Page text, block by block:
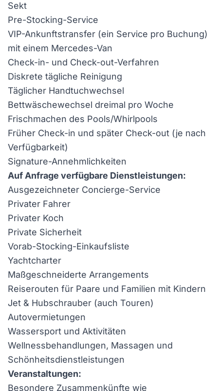
Sekt
Pre-Stocking-Service
VIP-Ankunftstransfer (ein Service pro Buchung)
mit einem Mercedes-Van
Check-in- und Check-out-Verfahren
Diskrete tägliche Reinigung
Täglicher Handtuchwechsel
Bettwäschewechsel dreimal pro Woche
Frischmachen des Pools/Whirlpools
Früher Check-in und später Check-out (je nach
Verfügbarkeit)
Signature-Annehmlichkeiten
Auf Anfrage verfügbare Dienstleistungen:
Ausgezeichneter Concierge-Service
Privater Fahrer
Privater Koch
Private Sicherheit
Vorab-Stocking-Einkaufsliste
Yachtcharter
Maßgeschneiderte Arrangements
Reiserouten für Paare und Familien mit Kindern
Jet & Hubschrauber (auch Touren)
Autovermietungen
Wassersport und Aktivitäten
Wellnessbehandlungen, Massagen und
Schönheitsdienstleistungen
Veranstaltungen:
Besondere Zusammenkünfte wie